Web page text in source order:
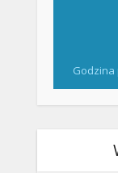
Godzina